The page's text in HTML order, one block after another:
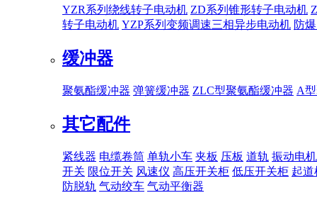
YZR系列绕线转子电动机 ZD系列锥形转子电动机
转子电动机 YZP系列变频调速三相异步电动机 防
缓冲器
聚氨酯缓冲器 弹簧缓冲器 ZLC型聚氨酯缓冲器 A
其它配件
紧线器 电缆卷筒 单轨小车 夹板 压板 道轨 振动电机
开关 限位开关 风速仪 高压开关柜 低压开关柜 起道
防脱轨 气动绞车 气动平衡器